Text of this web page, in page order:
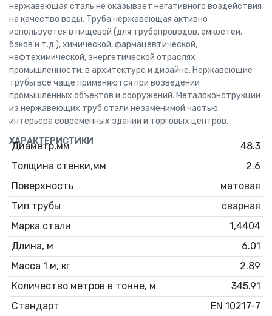
нержавеющая сталь не оказывает негативного воздействия
на качество воды. Труба нержавеющая активно
используется в пищевой (для трубопроводов, емкостей,
баков и т.д.), химической, фармацевтической,
нефтехимической, энергетической отраслях
промышленности; в архитектуре и дизайне. Нержавеющие
трубы все чаще применяются при возведении
промышленных объектов и сооружений. Металоконструкции
из нержавеющих труб стали незаменимой частью
интерьера современных зданий и торговых центров.
ХАРАКТЕРИСТИКИ
Диаметр,мм
48.3
Толщина стенки,мм
2.6
Поверхность
матовая
Тип трубы
сварная
Марка стали
1,4404
Длина, м
6.01
Масса 1 м, кг
2.89
Количество метров в тонне, м
345.91
Стандарт
EN 10217-7